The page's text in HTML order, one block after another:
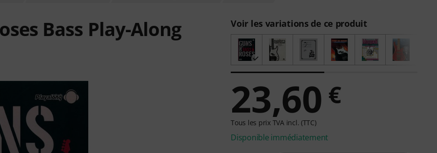
Bass Play-Along
clients
Voir les variations de ce produit
23,60 €
Tous les prix TVA incl. (TTC)
Disponible immédiatement